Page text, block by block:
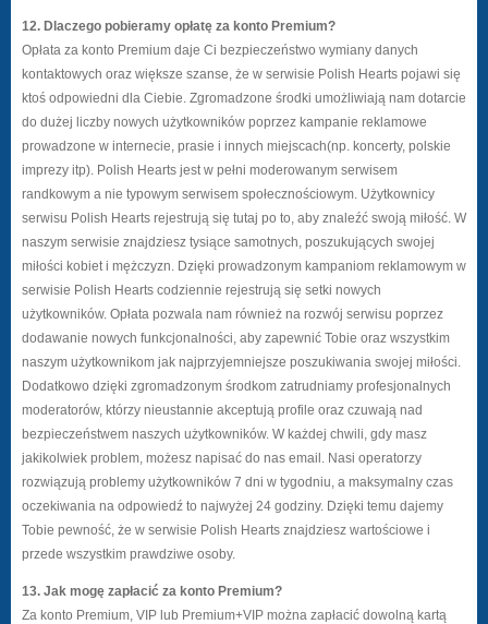
12. Dlaczego pobieramy opłatę za konto Premium?
Opłata za konto Premium daje Ci bezpieczeństwo wymiany danych
kontaktowych oraz większe szanse, że w serwisie Polish Hearts pojawi się
ktoś odpowiedni dla Ciebie. Zgromadzone środki umożliwiają nam dotarcie
do dużej liczby nowych użytkowników poprzez kampanie reklamowe
prowadzone w internecie, prasie i innych miejscach(np. koncerty, polskie
imprezy itp). Polish Hearts jest w pełni moderowanym serwisem
randkowym a nie typowym serwisem społecznościowym. Użytkownicy
serwisu Polish Hearts rejestrują się tutaj po to, aby znaleźć swoją miłość. W
naszym serwisie znajdziesz tysiące samotnych, poszukujących swojej
miłości kobiet i mężczyzn. Dzięki prowadzonym kampaniom reklamowym w
serwisie Polish Hearts codziennie rejestrują się setki nowych
użytkowników. Opłata pozwala nam również na rozwój serwisu poprzez
dodawanie nowych funkcjonalności, aby zapewnić Tobie oraz wszystkim
naszym użytkownikom jak najprzyjemniejsze poszukiwania swojej miłości.
Dodatkowo dzięki zgromadzonym środkom zatrudniamy profesjonalnych
moderatorów, którzy nieustannie akceptują profile oraz czuwają nad
bezpieczeństwem naszych użytkowników. W każdej chwili, gdy masz
jakikolwiek problem, możesz napisać do nas email. Nasi operatorzy
rozwiązują problemy użytkowników 7 dni w tygodniu, a maksymalny czas
oczekiwania na odpowiedź to najwyżej 24 godziny. Dzięki temu dajemy
Tobie pewność, że w serwisie Polish Hearts znajdziesz wartościowe i
przede wszystkim prawdziwe osoby.
13. Jak mogę zapłacić za konto Premium?
Za konto Premium, VIP lub Premium+VIP można zapłacić dowolną kartą